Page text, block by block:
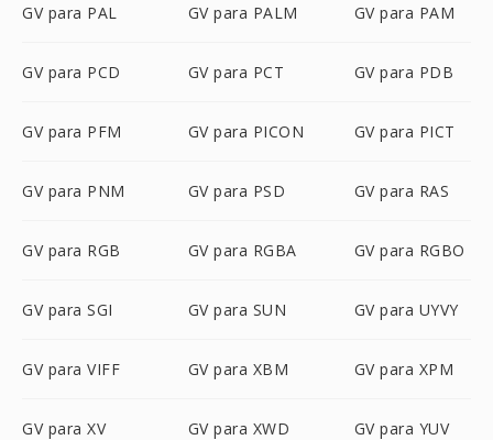
GV para PAL GV para PALM GV para PAM
GV para PCD GV para PCT GV para PDB
GV para PFM GV para PICON GV para PICT
GV para PNM GV para PSD GV para RAS
GV para RGB GV para RGBA GV para RGBO
GV para SGI GV para SUN GV para UYVY
GV para VIFF GV para XBM GV para XPM
GV para XV GV para XWD GV para YUV